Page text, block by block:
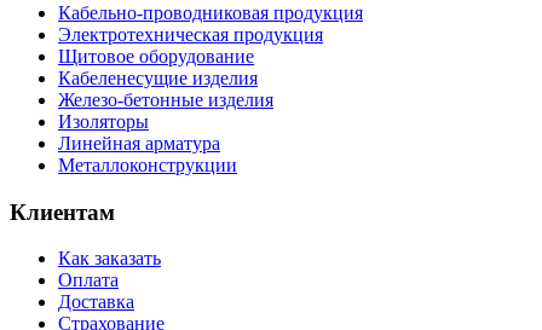
Кабельно-проводниковая продукция
Электротехническая продукция
Щитовое оборудование
Кабеленесущие изделия
Железо-бетонные изделия
Изоляторы
Линейная арматура
Металлоконструкции
Клиентам
Как заказать
Оплата
Доставка
Страхование